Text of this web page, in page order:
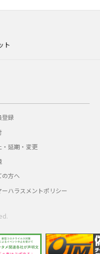
ト
登録
・延期・変更
の方へ
ーハラスメントポリシー